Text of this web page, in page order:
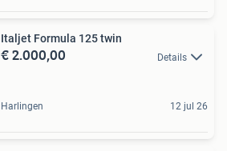
Italjet Formula 125 twin
€ 2.000,00 Details
Harlingen 12 jul 26